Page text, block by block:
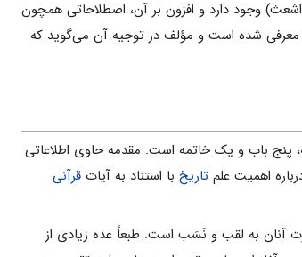
وجود دارد و افزون بر آن، اصطلاحاتی همچون
شده است و مؤلف در توجیه آن می‌گوید که
باب و یک خاتمه است. مقدمه حاوی اطلاعاتی
اهمیت علم تاریخ با استناد به آیات قرآنی
به لقب و نَسَب است. طبعاً عده زیادی از